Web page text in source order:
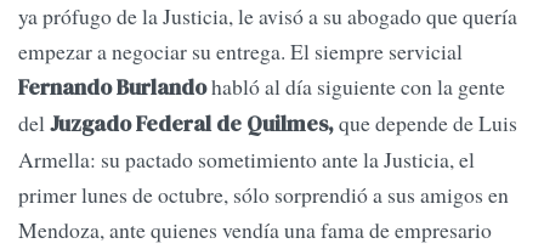
ya prófugo de la Justicia, le avisó a su abogado que quería
empezar a negociar su entrega. El siempre servicial
Fernando Burlandohabló al día siguiente con la gente
delJuzgado Federal de Quilmes,que depende de Luis
Armella: su pactado sometimiento ante la Justicia, el
primer lunes de octubre, sólo sorprendió a sus amigos en
Mendoza, ante quienes vendía una fama de empresario